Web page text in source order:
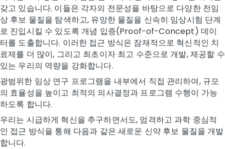
갖고 있습니다. 이들은 각자의 전문성을 바탕으로 다양한 전임
상 후보 물질을 탐색하고, 유망한 물질을 신속히 임상시험 단계
로 진입시킬 수 있도록 개념 입증(Proof-of-Concept) 데이
터를 도출합니다. 이러한 접근 방식은 잠재적으로 혁신적인 치
료제를 더 많이, 그리고 최초이자 최고 수준으로 개발, 제공할 수
있는 우리의 역량을 강화합니다.
광범위한 임상 연구 프로그램을 내부에서 직접 관리하여, 규모
의 효율성을 높이고 최적의 의사결정과 프로그램 수행이 가능
하도록 합니다.
우리는 시급하게 혁신을 추구하면서도, 엄격하고 과학 중심적
인 접근 방식을 통해 다음과 같은 새로운 신약 후보 물질을 개발
합니다.